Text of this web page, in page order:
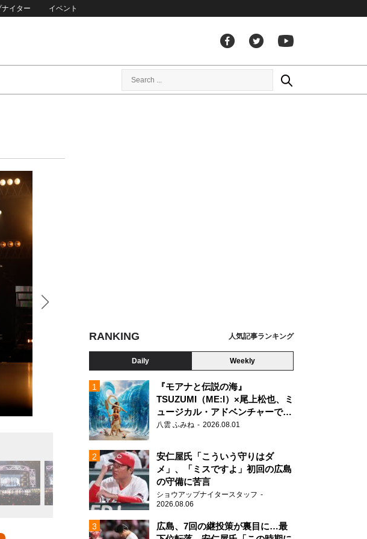
イター イベント
12グループによるノンストップオープニングメドレー
RANKING 人気記事ランキング
Daily Weekly
『モアナと伝説の海』
TSUZUMI（ME:I）×尾上松也、ミ
ュージカル・アドベンチャーで美
声を響かせる
八雲 ふみね 2026.08.01
安仁屋氏「こういう守りはダ
メ」、「ミスですよ」初回の広島
の守備に苦言
ショウアップナイタースタッフ
2026.08.06
広島、7回の継投策が裏目に…最